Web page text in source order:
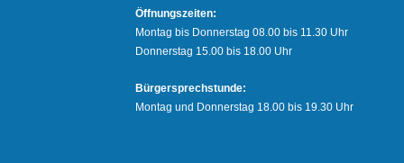
Öffnungszeiten:
Montag bis Donnerstag 08.00 bis 11.30 Uhr
Donnerstag 15.00 bis 18.00 Uhr
Bürgersprechstunde:
Montag und Donnerstag 18.00 bis 19.30 Uhr